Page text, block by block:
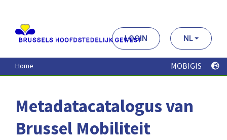
contenu
principal
LOGIN NL
Home MOBIGIS
Metadatacatalogus van
Brussel Mobiliteit